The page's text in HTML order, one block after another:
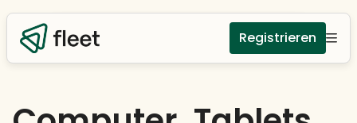
Registrieren